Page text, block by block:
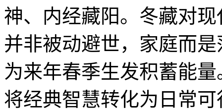
神、内经藏阳。冬藏对现
并非被动避世，家庭而
为来年春季生发积蓄能
将经典智慧转化为日常